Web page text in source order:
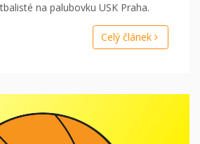
na palubovku USK Praha.
Celý článek